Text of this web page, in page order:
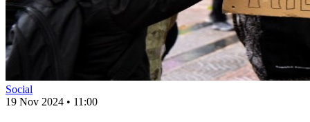
Social
19 Nov 2024 • 11:00